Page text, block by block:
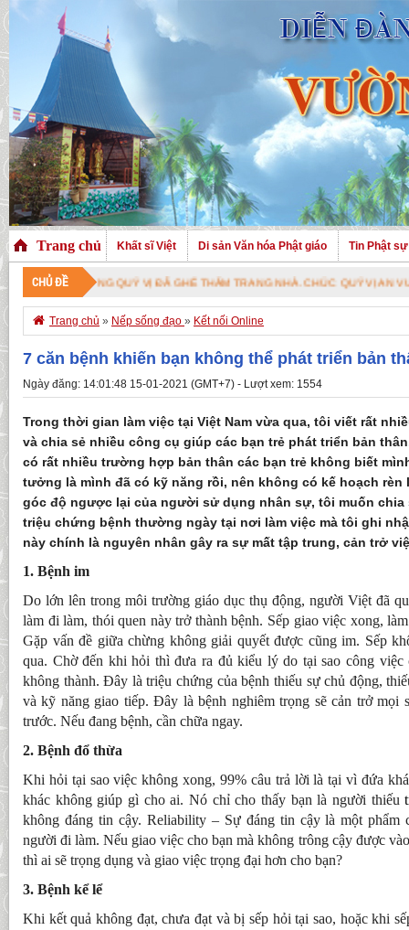
Trang chủ Khất sĩ Việt Di sản Văn hóa Phật giáo Tin Phật sự
CHỦ ĐỀ
MỪNG QUÝ VỊ ĐÃ GHÉ THĂM TRANG NHÀ. CHÚC QUÝ VỊ AN VUI VỚI PHÁP
 Trang chủ » Nếp sống đạo » Kết nối Online
7 căn bệnh khiến bạn không thể phát triển bản
Ngày đăng: 14:01:48 15-01-2021 (GMT+7) - Lượt xem: 1554
Trong thời gian làm việc tại Việt Nam vừa qua, tôi viết rất
và chia sẻ nhiều công cụ giúp các bạn trẻ phát triển bản
có rất nhiều trường hợp bản thân các bạn trẻ không biết
tưởng là mình đã có kỹ năng rồi, nên không có kế hoạch rèn
góc độ ngược lại của người sử dụng nhân sự, tôi muốn chia
triệu chứng bệnh thường ngày tại nơi làm việc mà tôi ghi
này chính là nguyên nhân gây ra sự mất tập trung, cản trở
1. Bệnh im
Do lớn lên trong môi trường giáo dục thụ động, người Việt đã
làm đi làm, thói quen này trở thành bệnh. Sếp giao việc xong,
Gặp vấn đề giữa chừng không giải quyết được cũng im. Sếp
qua. Chờ đến khi hỏi thì đưa ra đủ kiểu lý do tại sao công việc
không thành. Đây là triệu chứng của bệnh thiếu sự chủ động,
và kỹ năng giao tiếp. Đây là bệnh nghiêm trọng sẽ cản trở mọi
trước. Nếu đang bệnh, cần chữa ngay.
2. Bệnh đổ thừa
Khi hỏi tại sao việc không xong, 99% câu trả lời là tại vì đứa
khác không giúp gì cho ai. Nó chỉ cho thấy bạn là người thiếu
không đáng tin cậy. Reliability – Sự đáng tin cậy là một phẩm
người đi làm. Nếu giao việc cho bạn mà không trông cậy được
thì ai sẽ trọng dụng và giao việc trọng đại hơn cho bạn?
3. Bệnh kể lể
Khi kết quả không đạt, chưa đạt và bị sếp hỏi tại sao, hoặc khi